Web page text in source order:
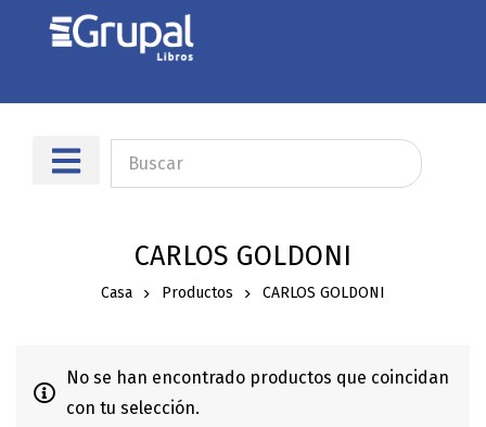
CARLOS GOLDONI
Casa Productos CARLOS GOLDONI
No se han encontrado productos que coincidan
con tu selección.